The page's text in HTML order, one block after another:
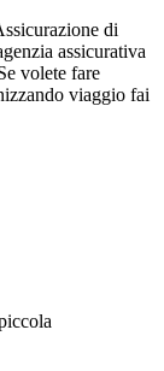
di
assicurativa
volete fare
viaggio fai